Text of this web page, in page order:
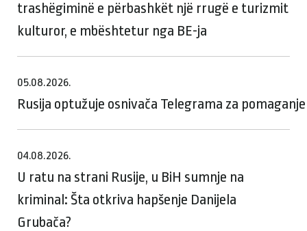
trashëgiminë e përbashkët një rrugë e turizmit
kulturor, e mbështetur nga BE-ja
05.08.2026.
Rusija optužuje osnivača Telegrama za
04.08.2026.
U ratu na strani Rusije, u BiH sumnje na
kriminal: Šta otkriva hapšenje Danijela
Grubača?